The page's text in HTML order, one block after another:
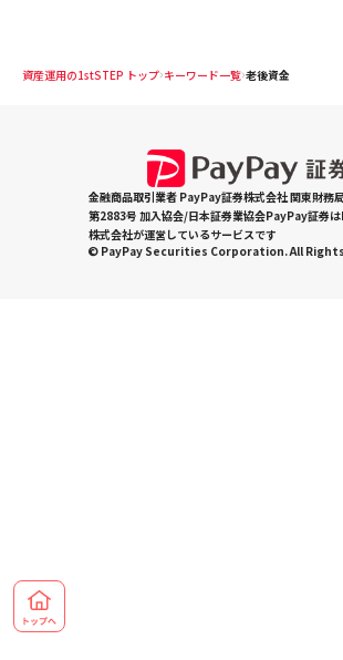
資産運用の1stSTEP トップ キーワード一覧 老後資金
金融商品取引業者 PayPay証券株式会社 関東財務局
第2883号 加入協会/日本証券業協会PayPay証券
株式会社が運営しているサービスです
© PayPay Securities Corporation. All